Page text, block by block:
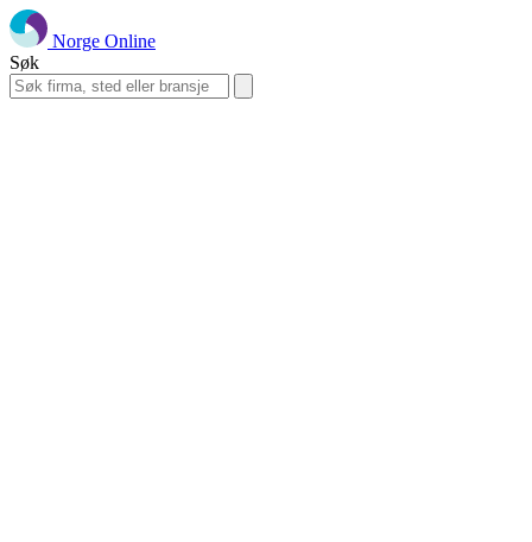
Norge Online
Søk